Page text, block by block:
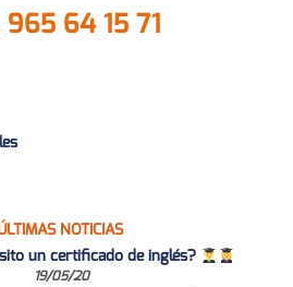
965 64 15 71
NOTICIAS
un certificado de inglés?
19/05/20